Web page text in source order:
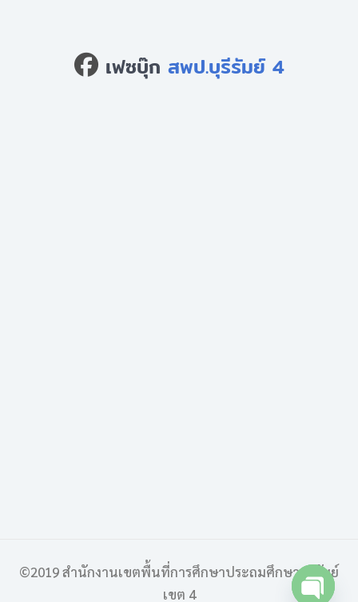
เฟซบุ๊ก สพป.บุรีรัมย์ 4
©2019 สำนักงานเขตพื้นที่การศึกษาประถมศึกษาบุรีรัมย์
เขต 4
Open